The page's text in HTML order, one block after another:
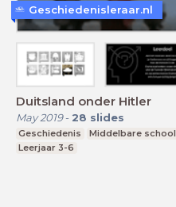
Duitsland onder Hitler
May 2019- 28 slides
Geschiedenis Middelbare school
Leerjaar 3-6
Geschiedenisleraar.nl